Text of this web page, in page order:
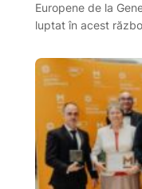
Europene de la
luptat în acest